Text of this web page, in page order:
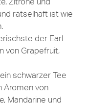
Zitrone und
rätselhaft ist wie
der Earl
von Grapefruit,
schwarzer Tee
Aromen von
Mandarine und